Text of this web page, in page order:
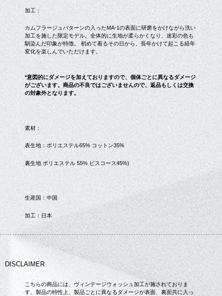
加工：
カムフラージュパターンの入ったMA-1の表面に研磨をかけながら洗い
加工を施した限定モデル。全体的に生地が柔らかくなり、迷彩の色も
馴染んだ印象が特徴。 初めて着るその日から、長年かけて起こる経年
変化を楽しんでいただけます。
*意図的にダメージを加えておりますので、個体ごとに異なるダメージ
がございます。商品の不良ではございませんので、返品もしくは交換
の対象外となります。
素材：
表生地：ポリエステル65% コットン35%
裏生地 ポリエステル 55% ビスコース45%)
生産国：中国
加工：日本
DISCLAIMER
こちらの商品には、ヴィンテージウォッシュ加工が施されておりま
す。製品の特性上、製品ごとに異なるダメージが表面、裏面共に入っ